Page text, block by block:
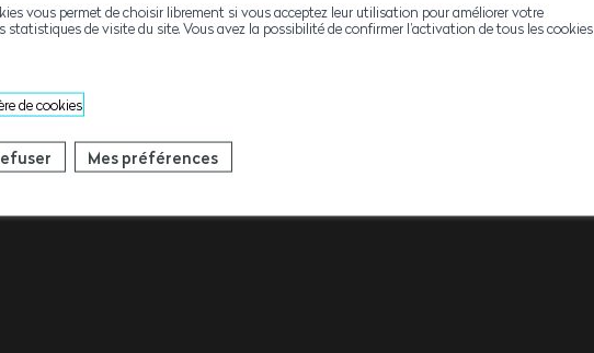
de-securite/elingage-10978/
Contacts
vous permet de choisir librement si vous acceptez leur utilisation pour améliorer votre
statistiques de visite du site. Vous avez la possibilité de confirmer l’activation de tous les cookies
de cookies
Mes préférences